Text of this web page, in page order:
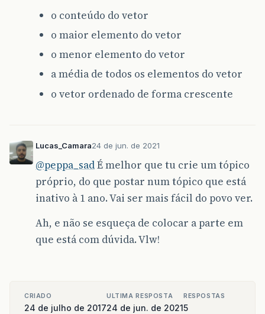
o conteúdo do vetor
o maior elemento do vetor
o menor elemento do vetor
a média de todos os elementos do vetor
o vetor ordenado de forma crescente
Lucas_Camara24 de jun. de 2021
@peppa_sadÉ melhor que tu crie um tópico
próprio, do que postar num tópico que está
inativo à 1 ano. Vai ser mais fácil do povo ver.
Ah, e não se esqueça de colocar a parte em
que está com dúvida. Vlw!
CRIADO
24 de julho de 2017
ULTIMA RESPOSTA
24 de jun. de 2021
RESPOSTAS
5